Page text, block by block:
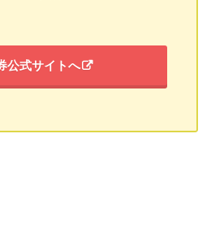
公式サイトへ